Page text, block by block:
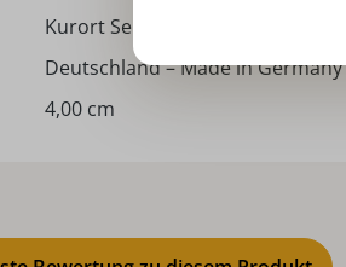
Kurort Seiffen | Erzgebirge
Deutschland – Made in Germany
4,00 cm